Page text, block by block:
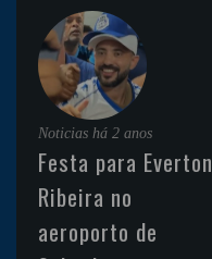
Noticias há 2 anos
Festa para Everton
Ribeira no
aeroporto de